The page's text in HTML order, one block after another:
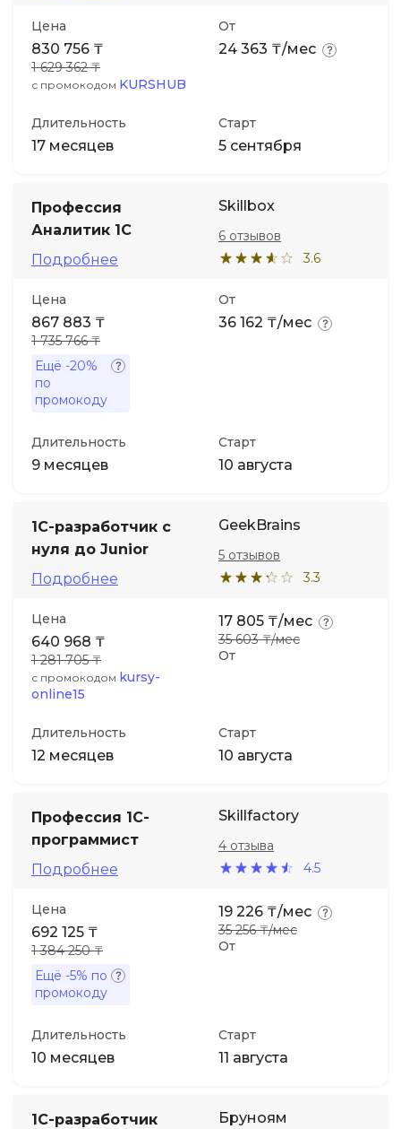
Цена
830 756 ₸
1 629 362 ₸
с промокодом KURSHUB
От
24 363 ₸/мес
Длительность
17 месяцев
Старт
5 сентября
Профессия
Аналитик 1С
Подробнее
Skillbox
3.6
6 отзывов
Цена
867 883 ₸
1 735 766 ₸
Ещё -20%
по
промокоду
От
36 162 ₸/мес
Длительность
9 месяцев
Старт
10 августа
1С-разработчик с
нуля до Junior
Подробнее
GeekBrains
3.3
5 отзывов
Цена
640 968 ₸
1 281 705 ₸
с промокодом kursy-
online15
От
17 805 ₸/мес
35 603 ₸/мес
Длительность
12 месяцев
Старт
10 августа
Профессия 1С-
программист
Подробнее
Skillfactory
4.5
4 отзыва
Цена
692 125 ₸
1 384 250 ₸
Ещё -5% по
промокоду
От
19 226 ₸/мес
35 256 ₸/мес
Длительность
10 месяцев
Старт
11 августа
1С-разработчик Бруноям